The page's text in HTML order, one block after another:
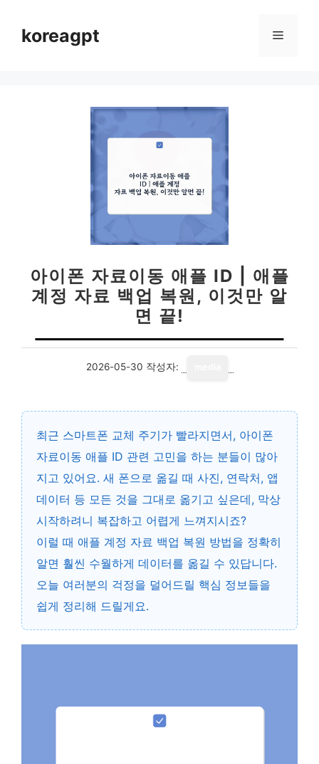
koreagpt 메
아이폰 자료이동 애플 ID | 애플
계정 자료 백업 복원, 이것만 알
면 끝!
2026-05-30 작성자:
최근 스마트폰 교체 주기가 빨라지면서, 아이폰
자료이동 애플 ID 관련 고민을 하는 분들이 많아
지고 있어요. 새 폰으로 옮길 때 사진, 연락처, 앱
데이터 등 모든 것을 그대로 옮기고 싶은데, 막상
시작하려니 복잡하고 어렵게 느껴지시죠?
이럴 때 애플 계정 자료 백업 복원 방법을 정확히
알면 훨씬 수월하게 데이터를 옮길 수 있답니다.
오늘 여러분의 걱정을 덜어드릴 핵심 정보들을
쉽게 정리해 드릴게요.